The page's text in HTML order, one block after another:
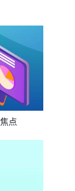
点